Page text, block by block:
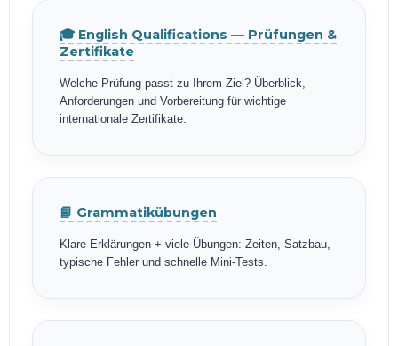
🎓 English Qualifications — Prüfungen &
Zertifikate
Welche Prüfung passt zu Ihrem Ziel? Überblick,
Anforderungen und Vorbereitung für wichtige
internationale Zertifikate.
📘 Grammatikübungen
Klare Erklärungen + viele Übungen: Zeiten, Satzbau,
typische Fehler und schnelle Mini-Tests.